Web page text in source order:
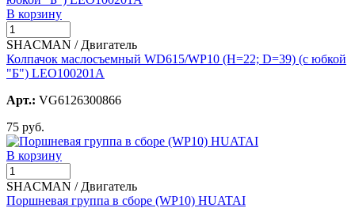
В корзину
SHACMAN / Двигатель
Колпачок маслосъемный WD615/WP10 (H=22; D=39) (с юбкой
"Б") LEO100201A
Арт.: VG6126300866
75 руб.
В корзину
SHACMAN / Двигатель
Поршневая группа в сборе (WP10) HUATAI